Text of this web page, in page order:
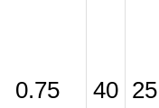
0.75 40 25